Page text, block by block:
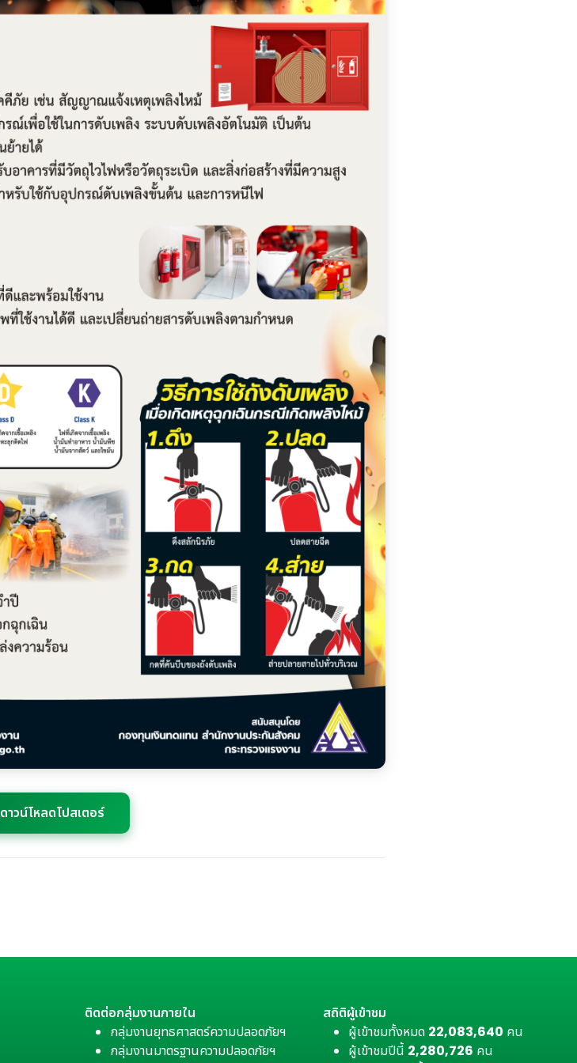
ดาวน์โหลดโปสเตอร์
ติดต่อกลุ่มงานภายใน
กลุ่มงานยุทธศาสตร์ความปลอดภัยฯ
กลุ่มงานมาตรฐานความปลอดภัยฯ
สถิติผู้เข้าชม
ผู้เข้าชมทั้งหมด 22,083,640 คน
ผู้เข้าชมปีนี้ 2,280,726 คน